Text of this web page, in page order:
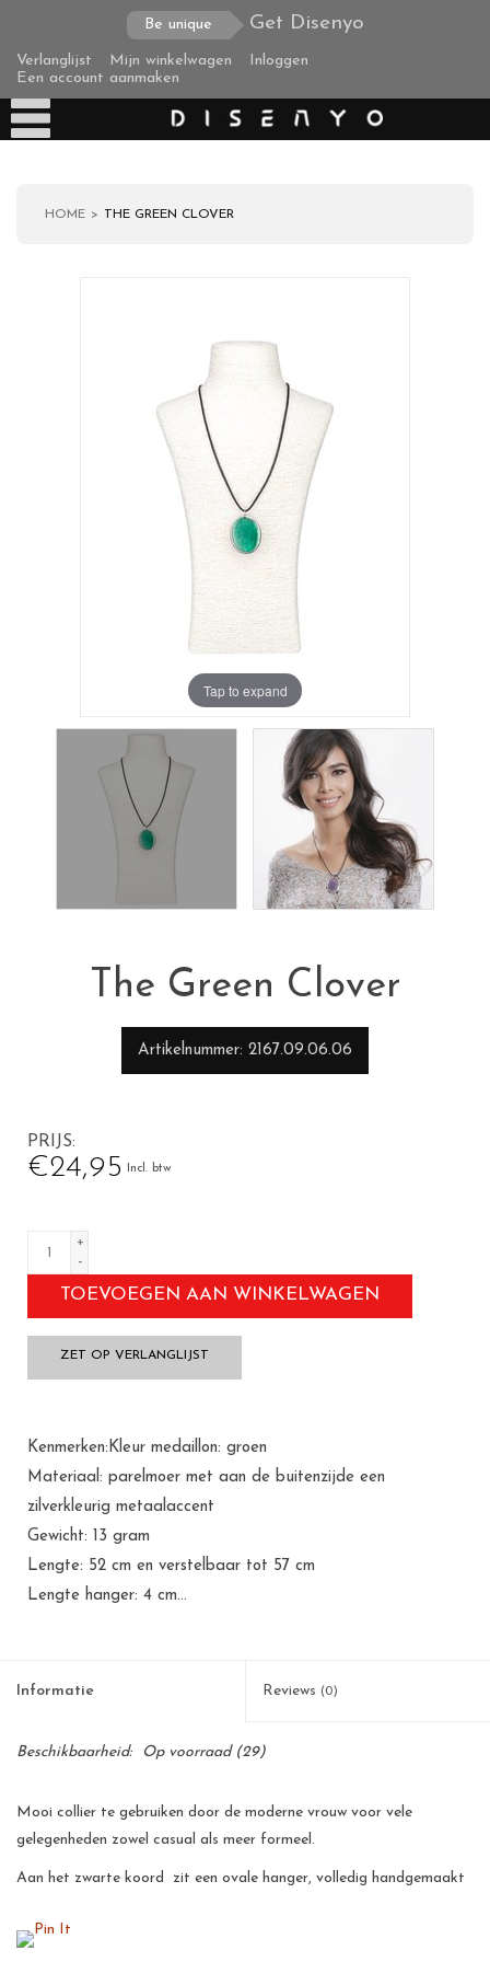
Be unique Get Disenyo
Verlanglijst Mijn winkelwagen
Inloggen
Een account aanmaken
HOME THE GREEN CLOVER
Tap to expand
The Green Clover
Artikelnummer 2167.09.06.06
PRIJS
€24,95 Incl. btw
+
-
TOEVOEGEN AAN WINKELWAGEN
ZET OP VERLANGLIJST
Kenmerken:Kleur medaillon: groen
Materiaal: parelmoer met aan de buitenzijde een
zilverkleurig metaalaccent
Gewicht: 13 gram
Lengte: 52 cm en verstelbaar tot 57 cm
Lengte hanger: 4 cm...
Informatie Reviews (0)
Beschikbaarheid: Op voorraad(29)
Mooi collier te gebruiken door de moderne vrouw voor vele
gelegenheden zowel casual als meer formeel.
Aan het zwarte koord zit een ovale hanger, volledig handgemaakt
rand is afgewerkt.